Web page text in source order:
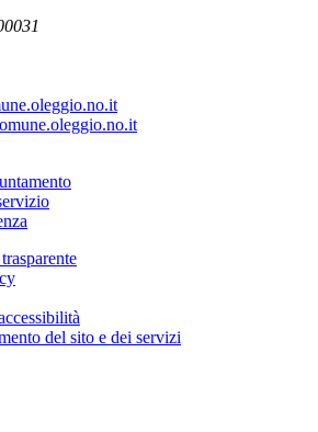
del sito e dei servizi